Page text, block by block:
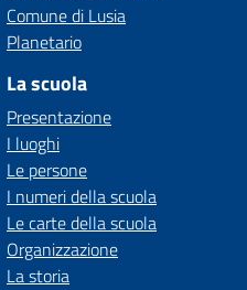
Comune di Lusia
Planetario
La scuola
Presentazione
I luoghi
Le persone
I numeri della scuola
Le carte della scuola
Organizzazione
La storia